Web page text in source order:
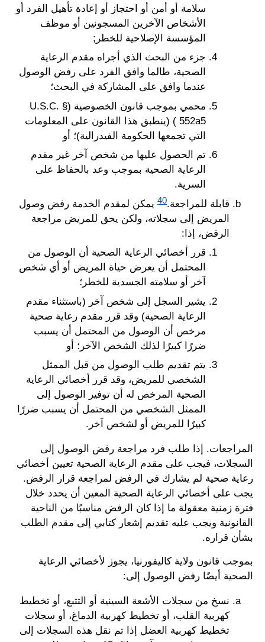
سلامة أو أمن أو احتجاز أو إعادة تأهيل الفرد أو
الأشخاص الآخرين المسجونين أو موظف
المؤسسة الإصلاحية للخطر;
جزء من البحث الذي أجراه مقدم الرعاية
الصحية، طالما وافق الفرد على رفض الوصول
عندما وافق على المشاركة في البحث؛
محمي بموجب قانون الخصوصية (U.S.C. §
552a5 ) (ينطبق هذا القانون على المعلومات
التي تجمعها الحكومة الفيدرالية)؛ أو
تم الحصول عليها من شخص آخر غير مقدم
الرعاية الصحية بموجب وعد بالحفاظ على
السرية.
قابلة للمراجعة.40 يمكن لمقدم الخدمة رفض وصول
المريض إلى سجلاته، ولكن يحق للمريض مراجعة
الرفض، إذا:
قرر أخصائي الرعاية الصحية أن الوصول من
المحتمل أن يعرض حياة المريض أو أي شخص
آخر أو سلامته الجسدية للخطر؛
يشير السجل إلى شخص آخر (باستثناء مقدم
الرعاية الصحية) وقد قرر مقدم رعاية صحية
مرخص أن الوصول من المحتمل أن يسبب
ضررًا كبيرًا لذلك الشخص الآخر؛ أو
يتم تقديم طلب الوصول من قبل الممثل
الشخصي للمريض، وقد قرر أخصائي الرعاية
الصحية المرخص له أن توفير الوصول إلى
الممثل الشخصي من المحتمل أن يسبب ضررًا
كبيرًا للمريض أو لشخص آخر.
المراجعات. إذا طلب فرد مراجعة رفض الوصول إلى
السجلات، فيجب على مقدم الرعاية الصحية تعيين أخصائي
رعاية صحية لم يشارك في الرفض لمراجعة قرار الرفض.
يجب على أخصائي الرعاية الصحية المعين أن يحدد خلال
فترة زمنية معقولة ما إذا كان الرفض مناسبًا من الناحية
القانونية ويجب عليه تقديم إشعار كتابي إلى مقدم الطلب
بشأن قراره.
بموجب قانون ولاية كاليفورنيا، يجوز لأخصائي الرعاية
الصحية أيضًا رفض الوصول إلى:
نسخ من سجلات الأشعة السينية أو التتبع، أو تخطيط
كهربية القلب، أو تخطيط كهربية الدماغ، أو سجلات
تخطيط كهربية العضل إذا تم نقل هذه السجلات إلى